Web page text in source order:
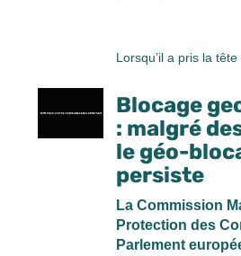
Lorsqu’il a pris la tête
Blocage
: malgré
le géo-
persiste
La Commission
Protection des
Parlement